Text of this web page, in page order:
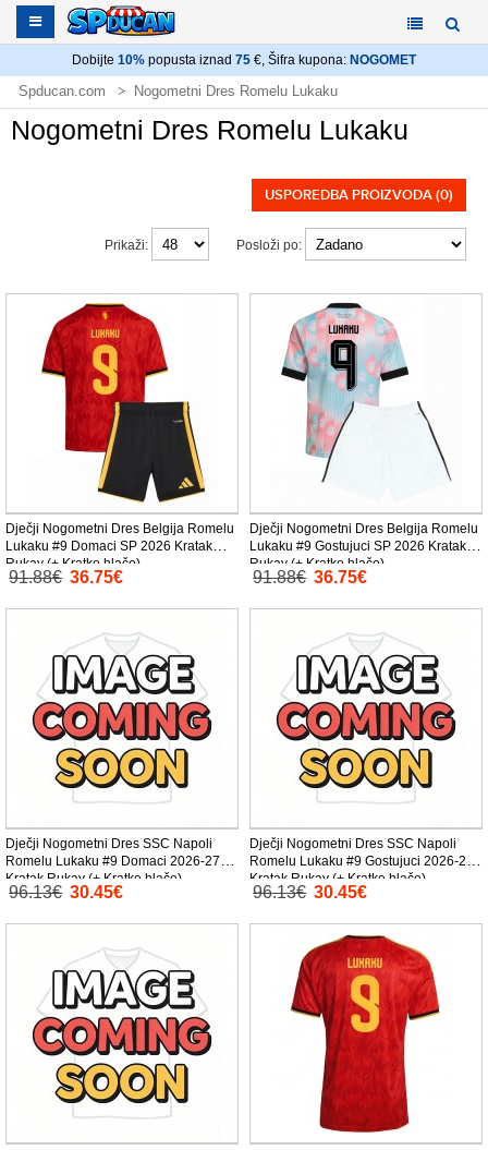
Dobijte 10% popusta iznad 75 €, Šifra kupona: NOGOMET
Spducan.com Nogometni Dres Romelu Lukaku
Nogometni Dres Romelu Lukaku
USPOREDBA PROIZVODA (0)
Posloži po:
Prikaži:
Dječji Nogometni Dres Belgija Romelu
Lukaku #9 Domaci SP 2026 Kratak
Rukav (+ Kratke hlače)
91.88€ 36.75€
Dječji Nogometni Dres Belgija Romelu
Lukaku #9 Gostujuci SP 2026 Kratak
Rukav (+ Kratke hlače)
91.88€ 36.75€
Dječji Nogometni Dres SSC Napoli
Romelu Lukaku #9 Domaci 2026-27
Kratak Rukav (+ Kratke hlače)
96.13€ 30.45€
Dječji Nogometni Dres SSC Napoli
Romelu Lukaku #9 Gostujuci 2026-27
Kratak Rukav (+ Kratke hlače)
96.13€ 30.45€